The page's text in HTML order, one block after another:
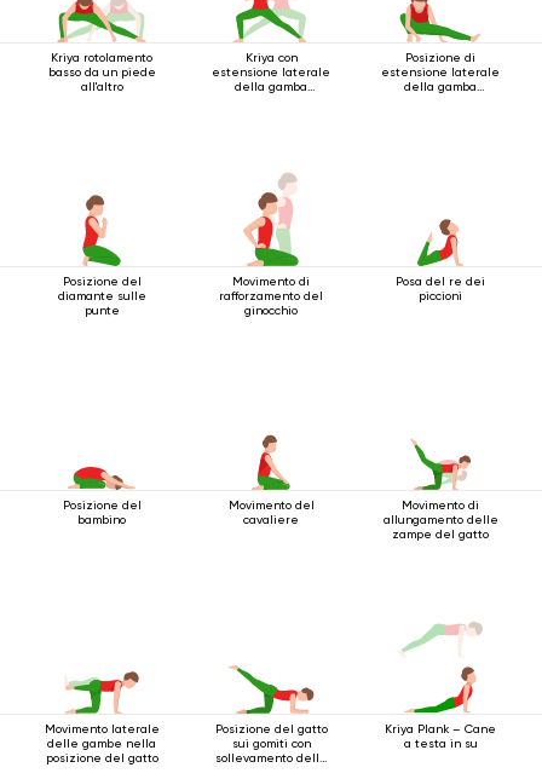
Kriya rotolamento
basso da un piede
all'altro
Kriya con
estensione laterale
della gamba
Posizione di
estensione laterale
della gamba
Posizione del
diamante sulle
punte
Movimento di
rafforzamento del
ginocchio
Posa del re dei
piccioni
Posizione del
bambino
Movimento del
cavaliere
Movimento di
allungamento delle
zampe del gatto
Movimento laterale
delle gambe nella
posizione del gatto
Posizione del gatto
sui gomiti con
sollevamento della
Kriya Plank – Cane
a testa in su